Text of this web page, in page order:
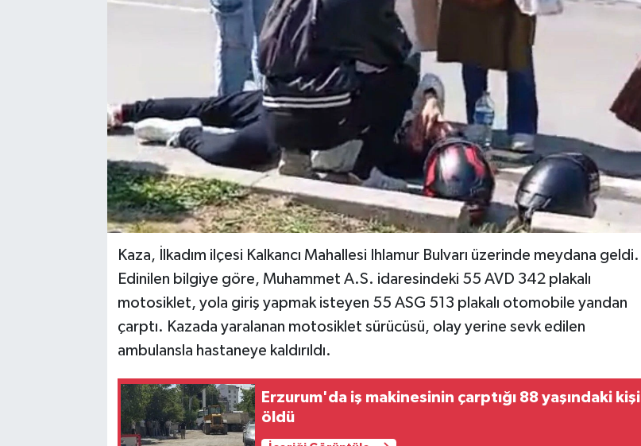
Kaza, İlkadım ilçesi Kalkancı Mahallesi Ihlamur Bulvarı üzerinde meydana geldi.
Edinilen bilgiye göre, Muhammet A.S. idaresindeki 55 AVD 342 plakalı
motosiklet, yola giriş yapmak isteyen 55 ASG 513 plakalı otomobile yandan
çarptı. Kazada yaralanan motosiklet sürücüsü, olay yerine sevk edilen
ambulansla hastaneye kaldırıldı.
Erzurum'da iş makinesinin çarptığı 88 yaşındaki kişi
öldü